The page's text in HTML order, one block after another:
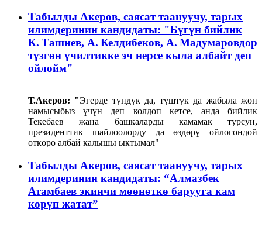
Табылды Акеров, саясат таануучу, тарых
илимдеринин кандидаты: "Бүгүн бийлик
К. Ташиев, А. Келдибеков, А. Мадумаровдор
түзгөн үчилтикке эч нерсе кыла албайт деп
ойлойм"
Т.Акеров: "Эгерде түндүк да, түштүк да жабыла жон
намысыбыз үчүн деп колдоп кетсе, анда бийлик
Текебаев жана башкаларды камамак турсун,
президенттик шайлоолорду да өздөрү ойлогондой
өткөрө албай калышы ыктымал"
Табылды Акеров, саясат таануучу, тарых
илимдеринин кандидаты: “Алмазбек
Атамбаев экинчи мөөнөткө барууга кам
көрүп жатат”